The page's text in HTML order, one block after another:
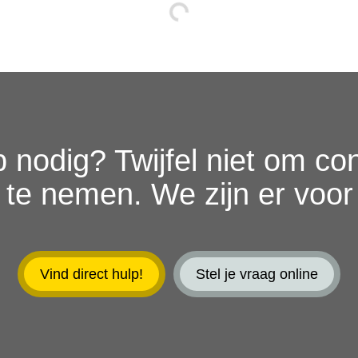
nodig? Twijfel niet om
nemen. We zijn er voor
Vind direct hulp! Stel je vraag online